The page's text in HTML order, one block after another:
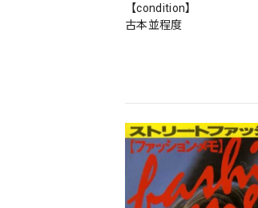
【condition】
古本並程度